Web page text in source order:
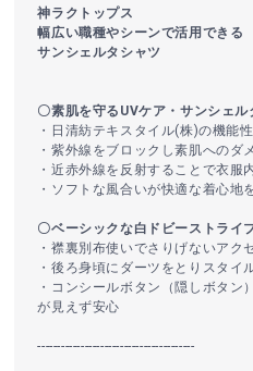
神ラクトップス
幅広い職種やシーンで活用できる
サンシェルタシャツ
〇素肌を守るUVケア・サンシェル
・日清紡テキスタイル(株)の機能
・紫外線をブロックし素肌へのダ
・近赤外線を反射することで衣服
・ソフトな風合いが快適な着心地
〇ベーシックな白ドビーストライ
・襟裏別布使いでさりげないアク
・後ろ身頃にダーツをとりスタイ
・コンシールボタン（隠しボタン
が見えず安心
----------------------------------------